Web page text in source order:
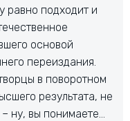
равно подходит и
основой
переиздания.
в поворотном
результата, не
ну, вы понимаете…